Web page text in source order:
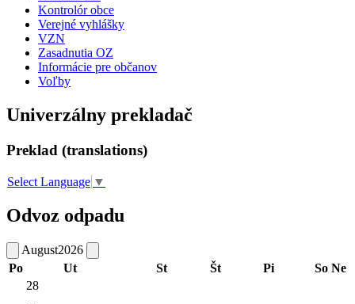
Kontrolór obce
Verejné vyhlášky
VZN
Zasadnutia OZ
Informácie pre občanov
Voľby
Univerzálny prekladač
Preklad (translations)
Select Language ▼
Odvoz odpadu
August2026
Po
Ut St Št Pi So Ne
28